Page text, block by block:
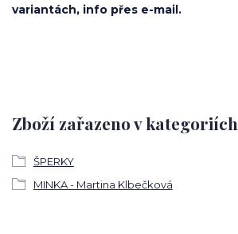
variantách, info přes e-mail.
Zboží zařazeno v kategoriích
ŠPERKY
MINKA - Martina Klbečková